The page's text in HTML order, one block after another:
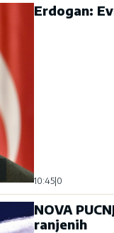
Erdogan:
10:45 0
NOVA
ranjenih